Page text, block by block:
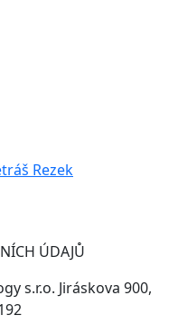
Rezek
ÚDAJŮ
s.r.o. Jiráskova 900,